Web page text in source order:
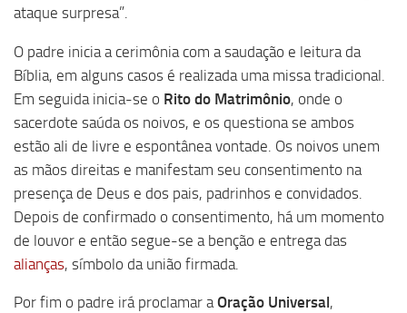
ataque surpresa”.
O padre inicia a cerimônia com a saudação e leitura da
Bíblia, em alguns casos é realizada uma missa tradicional.
Em seguida inicia-se o Rito do Matrimônio, onde o
sacerdote saúda os noivos, e os questiona se ambos
estão ali de livre e espontânea vontade. Os noivos unem
as mãos direitas e manifestam seu consentimento na
presença de Deus e dos pais, padrinhos e convidados.
Depois de confirmado o consentimento, há um momento
de louvor e então segue-se a benção e entrega das
alianças, símbolo da união firmada.
Por fim o padre irá proclamar aOração Universal,